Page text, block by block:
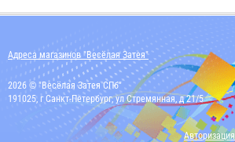
Адреса магазинов "Весёлая Затея"
2026 © "Весёлая Затея СПб"
191025, г Санкт-Петербург, ул Стремянная, д 21/5
Авторизация